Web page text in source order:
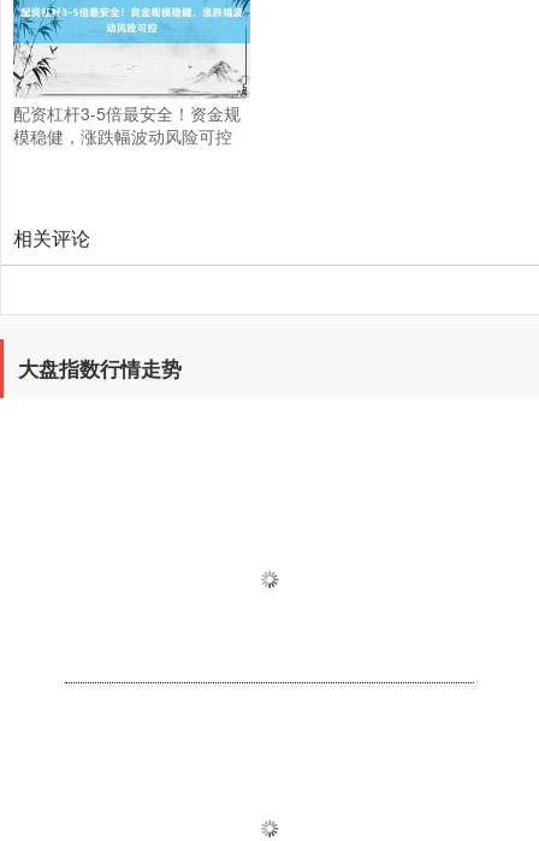
配资杠杆3-5倍最安全！资金规
模稳健，涨跌幅波动风险可控
相关评论
大盘指数行情走势